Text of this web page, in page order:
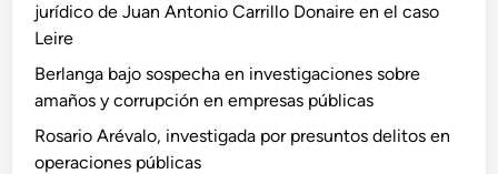
jurídico de Juan Antonio Carrillo Donaire en el caso
Leire
Berlanga bajo sospecha en investigaciones sobre
amaños y corrupción en empresas públicas
Rosario Arévalo, investigada por presuntos delitos en
operaciones públicas